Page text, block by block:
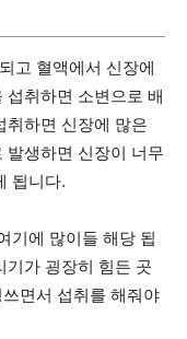
고 혈액에서 신장에
취하면 소변으로 배
취하면 신장에 많은
발생하면 신장이 너무
됩니다.
기에 많이들 해당 됩
기가 굉장히 힘든 곳
면서 섭취를 해줘야